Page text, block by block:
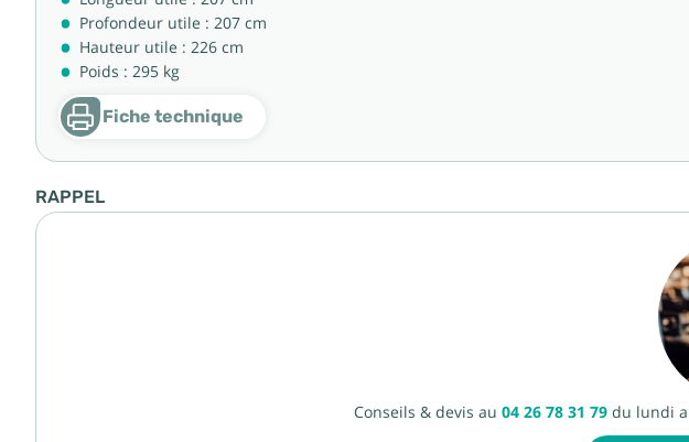
Profondeur utile : 207 cm
Hauteur utile : 226 cm
Poids : 295 kg
Fiche technique
RAPPEL
Conseils & devis au 04 26 78 31 79du lundi